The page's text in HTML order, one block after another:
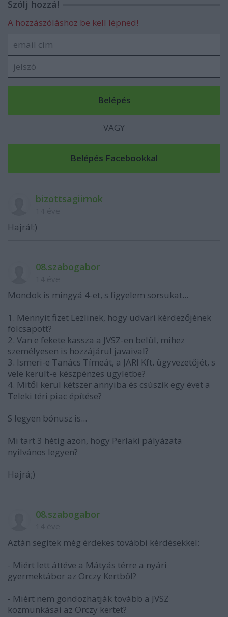
Szólj hozzá!
A hozzászóláshoz be kell lépned!
VAGY
bizottsagiirnok
Hajrá!:)
08.szabogabor
Mondok is mingyá 4-et, s figyelem sorsukat...
1. Mennyit fizet Lezlinek, hogy udvari kérdezőjének
fölcsapott?
2. Van e fekete kassza a JVSZ-en belül, mihez
személyesen is hozzájárul javaival?
3. Ismeri-e Tanács Tímeát, a JARI Kft. ügyvezetőjét, s
vele került-e készpénzes ügyletbe?
4. Mitől kerül kétszer annyiba és csúszik egy évet a
Teleki téri piac építése?
S legyen bónusz is...
Mi tart 3 hétig azon, hogy Perlaki pályázata
nyilvános legyen?
Hajrá;)
08.szabogabor
Aztán segítek még érdekes további kérdésekkel:
- Miért lett áttéve a Mátyás térre a nyári
gyermektábor az Orczy Kertből?
- Miért nem gondozhatják tovább a JVSZ
közmunkásai az Orczy kertet?